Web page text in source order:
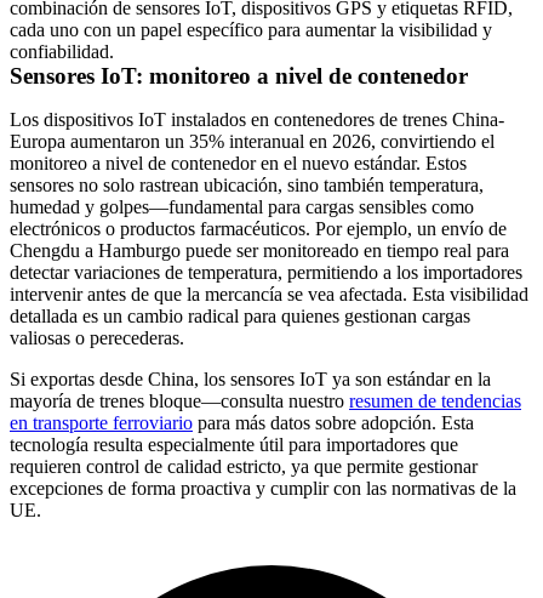
combinación de sensores IoT, dispositivos GPS y etiquetas RFID,
cada uno con un papel específico para aumentar la visibilidad y
confiabilidad.
Sensores IoT: monitoreo a nivel de contenedor
Los dispositivos IoT instalados en contenedores de trenes China-
Europa aumentaron un 35% interanual en 2026, convirtiendo el
monitoreo a nivel de contenedor en el nuevo estándar. Estos
sensores no solo rastrean ubicación, sino también temperatura,
humedad y golpes—fundamental para cargas sensibles como
electrónicos o productos farmacéuticos. Por ejemplo, un envío de
Chengdu a Hamburgo puede ser monitoreado en tiempo real para
detectar variaciones de temperatura, permitiendo a los importadores
intervenir antes de que la mercancía se vea afectada. Esta visibilidad
detallada es un cambio radical para quienes gestionan cargas
valiosas o perecederas.
Si exportas desde China, los sensores IoT ya son estándar en la
mayoría de trenes bloque—consulta nuestro resumen de tendencias
en transporte ferroviario para más datos sobre adopción. Esta
tecnología resulta especialmente útil para importadores que
requieren control de calidad estricto, ya que permite gestionar
excepciones de forma proactiva y cumplir con las normativas de la
UE.